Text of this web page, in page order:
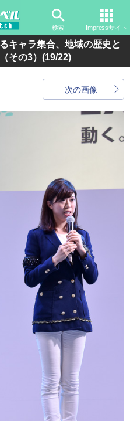
検索 Impressサイト
キャラ集合、地域の歴史と
その3） (19/22)
次の画像